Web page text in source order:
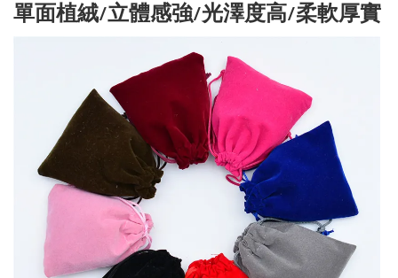
單面植絨/立體感強/光澤度高/柔軟厚實